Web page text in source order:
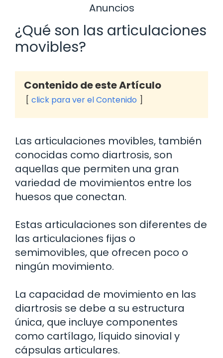
Anuncios
¿Qué son las articulaciones
movibles?
Contenido de este Artículo
click para ver el Contenido
Las articulaciones movibles, también
conocidas como diartrosis, son
aquellas que permiten una gran
variedad de movimientos entre los
huesos que conectan.
Estas articulaciones son diferentes de
las articulaciones fijas o
semimovibles, que ofrecen poco o
ningún movimiento.
La capacidad de movimiento en las
diartrosis se debe a su estructura
única, que incluye componentes
como cartílago, líquido sinovial y
cápsulas articulares.